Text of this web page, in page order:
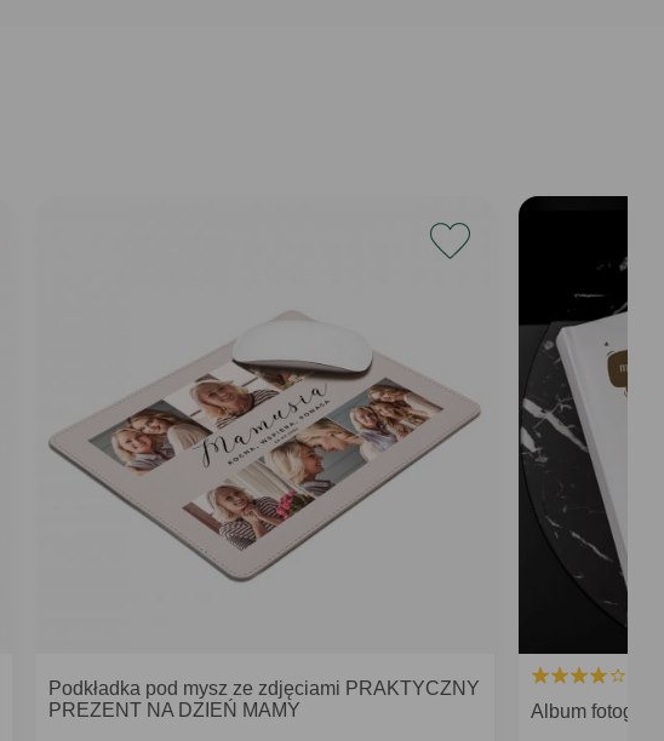
Podkładka pod mysz ze zdjęciami PRAKTYCZNY
PREZENT NA DZIEŃ MAMY
Album